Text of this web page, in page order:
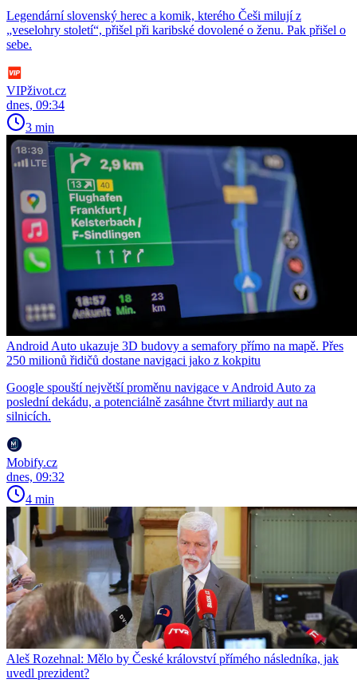
Legendární slovenský herec a komik, kterého Češi milují z
„veselohry století“, přišel při karibské dovolené o ženu. Pak přišel o
sebe.
VIPživot.cz
dnes, 09:34
3 min
Android Auto ukazuje 3D budovy a semafory přímo na mapě. Přes
250 milionů řidičů dostane navigaci jako z kokpitu
Google spouští největší proměnu navigace v Android Auto za
poslední dekádu, a potenciálně zasáhne čtvrt miliardy aut na
silnicích.
Mobify.cz
dnes, 09:32
4 min
Aleš Rozehnal: Mělo by České království přímého následníka, jak
uvedl prezident?